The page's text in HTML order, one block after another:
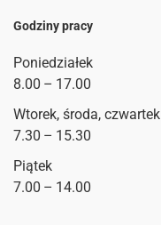
Godziny pracy
Poniedziałek
8.00 – 17.00
Wtorek, środa, czwartek
7.30 – 15.30
Piątek
7.00 – 14.00